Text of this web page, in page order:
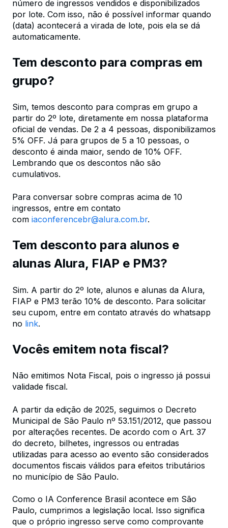
número de ingressos vendidos e disponibilizados
por lote. Com isso, não é possível informar quando
(data) acontecerá a virada de lote, pois ela se dá
automaticamente.
Tem desconto para compras em
grupo?
Sim, temos desconto para compras em grupo a
partir do 2º lote, diretamente em nossa plataforma
oficial de vendas. De 2 a 4 pessoas, disponibilizamos
5% OFF. Já para grupos de 5 a 10 pessoas, o
desconto é ainda maior, sendo de 10% OFF.
Lembrando que os descontos não são
cumulativos.
Para conversar sobre compras acima de 10
ingressos, entre em contato
com iaconferencebr@alura.com.br.
Tem desconto para alunos e
alunas Alura, FIAP e PM3?
Sim. A partir do 2º lote, alunos e alunas da Alura,
FIAP e PM3 terão 10% de desconto. Para solicitar
seu cupom, entre em contato através do whatsapp
no link.
Vocês emitem nota fiscal?
Não emitimos Nota Fiscal, pois o ingresso já possui
validade fiscal.
A partir da edição de 2025, seguimos o Decreto
Municipal de São Paulo nº 53.151/2012, que passou
por alterações recentes. De acordo com o Art. 37
do decreto, bilhetes, ingressos ou entradas
utilizadas para acesso ao evento são considerados
documentos fiscais válidos para efeitos tributários
no município de São Paulo.
Como o IA Conference Brasil acontece em São
Paulo, cumprimos a legislação local. Isso significa
que o próprio ingresso serve como comprovante